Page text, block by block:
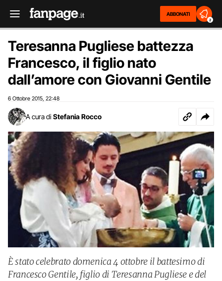
ABBONATI
2
Teresanna Pugliese battezza
Francesco, il figlio nato
dall’amore con Giovanni Gentile
6 Ottobre 2015 22:48
A cura di Stefania Rocco
È stato celebrato domenica 4 ottobre il battesimo di
Francesco Gentile, figlio di Teresanna Pugliese e del